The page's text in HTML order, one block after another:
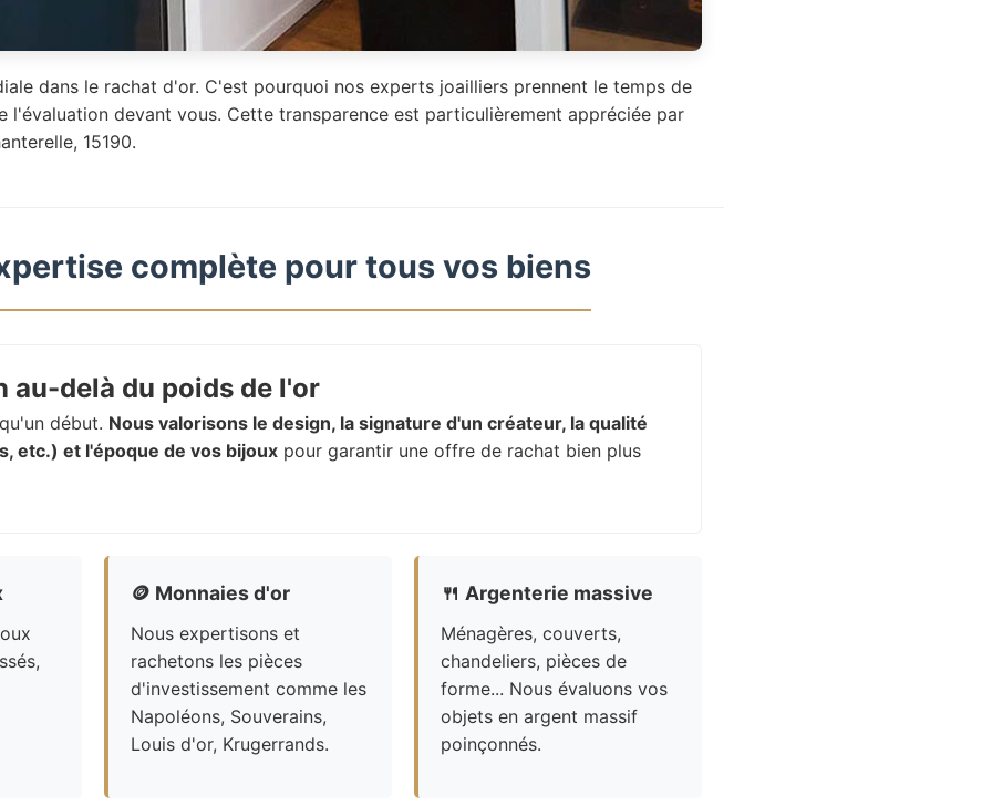
dans le rachat d'or. C'est pourquoi nos experts joailliers prennent le temps de
l'évaluation devant vous. Cette transparence est particulièrement appréciée par
15190.
complète pour tous vos biens
delà du poids de l'or
début. Nous valorisons le design, la signature d'un créateur, la qualité
etc.) et l'époque de vos bijoux pour garantir une offre de rachat bien plus
🪙 Monnaies d'or
Nous expertisons et
rachetons les pièces
d'investissement comme les
Napoléons, Souverains,
Louis d'or, Krugerrands.
🍴 Argenterie massive
Ménagères, couverts,
chandeliers, pièces de
forme... Nous évaluons vos
objets en argent massif
poinçonnés.